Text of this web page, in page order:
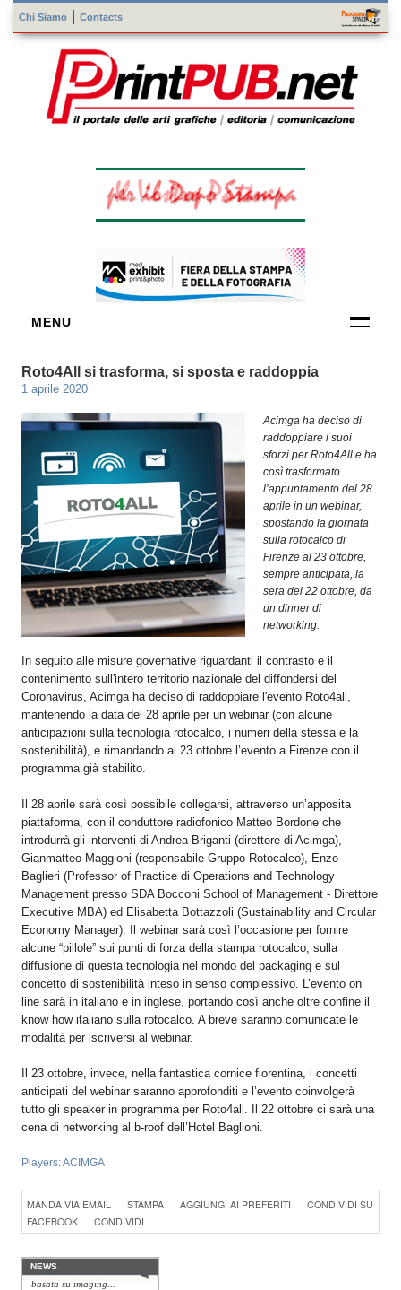
Chi Siamo Contacts
MENU
DI TECNOLOGIE
ASSOCIAZIONI
ZOOM
TEMATICI
EVENTI
VIDEO
Roto4All si trasforma, si sposta e raddoppia
1 aprile 2020
Acimga ha deciso di
raddoppiare i suoi
sforzi per Roto4All e ha
così trasformato
l’appuntamento del 28
aprile in un webinar,
spostando la giornata
sulla rotocalco di
Firenze al 23 ottobre,
sempre anticipata, la
sera del 22 ottobre, da
un dinner di
networking.
In seguito alle misure governative riguardanti il contrasto e il
contenimento sull'intero territorio nazionale del diffondersi del
Coronavirus, Acimga ha deciso di raddoppiare l'evento Roto4all,
mantenendo la data del 28 aprile per un webinar (con alcune
anticipazioni sulla tecnologia rotocalco, i numeri della stessa e la
sostenibilità), e rimandando al 23 ottobre l’evento a Firenze con il
programma già stabilito.
Il 28 aprile sarà così possibile collegarsi, attraverso un’apposita
piattaforma, con il conduttore radiofonico Matteo Bordone che
introdurrà gli interventi di Andrea Briganti (direttore di Acimga),
Gianmatteo Maggioni (responsabile Gruppo Rotocalco), Enzo
Baglieri (Professor of Practice di Operations and Technology
Management presso SDA Bocconi School of Management - Direttore
Executive MBA) ed Elisabetta Bottazzoli (Sustainability and Circular
Economy Manager). Il webinar sarà così l’occasione per fornire
alcune “pillole” sui punti di forza della stampa rotocalco, sulla
diffusione di questa tecnologia nel mondo del packaging e sul
concetto di sostenibilità inteso in senso complessivo. L’evento on
line sarà in italiano e in inglese, portando così anche oltre confine il
know how italiano sulla rotocalco. A breve saranno comunicate le
modalità per iscriversi al webinar.
Il 23 ottobre, invece, nella fantastica cornice fiorentina, i concetti
anticipati del webinar saranno approfonditi e l’evento coinvolgerà
tutto gli speaker in programma per Roto4all. Il 22 ottobre ci sarà una
cena di networking al b-roof dell’Hotel Baglioni.
Players:ACIMGA
MANDA VIA EMAIL STAMPA AGGIUNGI AI PREFERITI
CONDIVIDI SU
FACEBOOK
CONDIVIDI
NEWS
Specim RETEX
Konica Minolta, realtà di
riferimento a livello globale
presenta Specim RETEX,
una soluzione completa
basata su imaging...